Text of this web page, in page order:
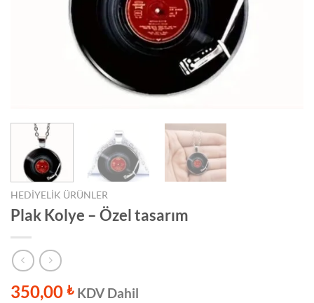
HEDIYELIK ÜRÜNLER
Plak Kolye – Özel tasarım
350,00 ₺ KDV Dahil